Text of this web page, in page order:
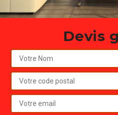
Devis